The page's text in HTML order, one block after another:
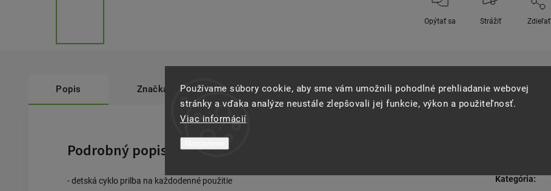
Používame súbory cookie, aby sme vám umožnili pohodlné prehliadanie webovej
stránky a vďaka analýze neustále zlepšovali jej funkcie, výkon a použiteľnosť.
Viac informácií
Opýtať sa Strážiť Zdieľať
Popis Značka Abus
Podrobný popis
- detská cyklo prilba na každodenné použitie Kategória: